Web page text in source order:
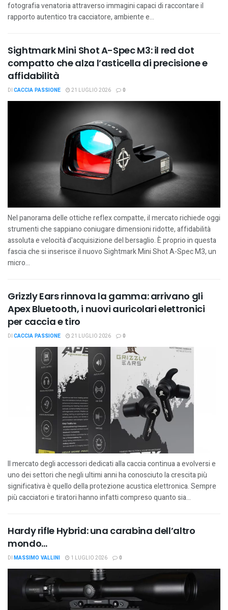
fotografia venatoria attraverso immagini capaci di raccontare il
rapporto autentico tra cacciatore, ambiente e...
Sightmark Mini Shot A-Spec M3: il red dot
compatto che alza l’asticella di precisione e
affidabilità
DI CACCIA PASSIONE 21 LUGLIO 2026 0
Nel panorama delle ottiche reflex compatte, il mercato richiede oggi
strumenti che sappiano coniugare dimensioni ridotte, affidabilità
assoluta e velocità d'acquisizione del bersaglio. È proprio in questa
fascia che si inserisce il nuovo Sightmark Mini Shot A-Spec M3, un
micro...
Grizzly Ears rinnova la gamma: arrivano gli
Apex Bluetooth, i nuovi auricolari elettronici
per caccia e tiro
DI CACCIA PASSIONE 21 LUGLIO 2026 0
Il mercato degli accessori dedicati alla caccia continua a evolversi e
uno dei settori che negli ultimi anni ha conosciuto la crescita più
significativa è quello della protezione acustica elettronica. Sempre
più cacciatori e tiratori hanno infatti compreso quanto sia...
Hardy rifle Hybrid: una carabina dell’altro
mondo…
DI MASSIMO VALLINI 1 LUGLIO 2026 0